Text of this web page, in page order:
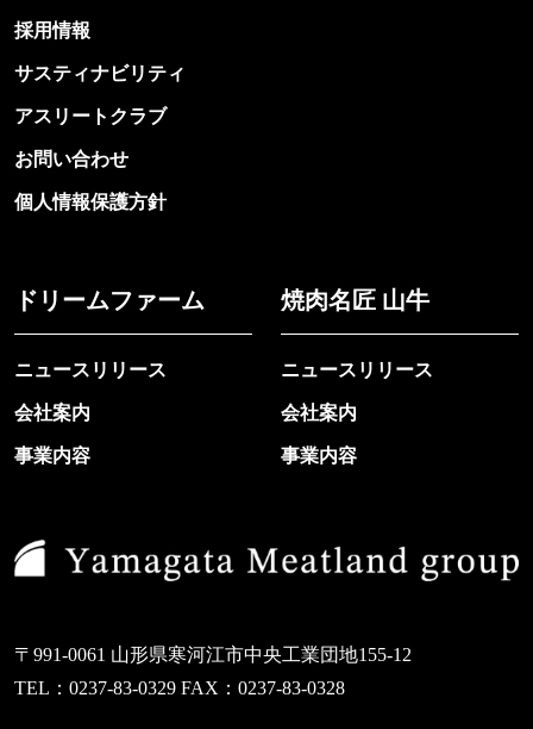
採用情報
サスティナビリティ
アスリートクラブ
お問い合わせ
個人情報保護方針
ドリームファーム
ニュースリリース
会社案内
事業内容
焼肉名匠 山牛
ニュースリリース
会社案内
事業内容
〒991-0061 山形県寒河江市中央工業団地155-12
TEL：0237-83-0329 FAX：0237-83-0328